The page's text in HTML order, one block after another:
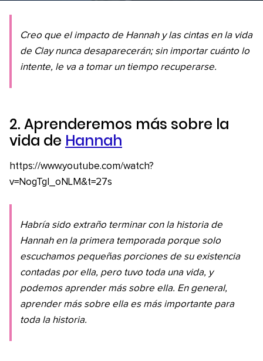
Creo que el impacto de Hannah y las cintas en la vida
de Clay nunca desaparecerán; sin importar cuánto lo
intente, le va a tomar un tiempo recuperarse.
2. Aprenderemos más sobre la
vida de Hannah
https://www.youtube.com/watch?
v=NogTgI_oNLM&t=27s
Habría sido extraño terminar con la historia de
Hannah en la primera temporada porque solo
escuchamos pequeñas porciones de su existencia
contadas por ella, pero tuvo toda una vida, y
podemos aprender más sobre ella. En general,
aprender más sobre ella es más importante para
toda la historia.